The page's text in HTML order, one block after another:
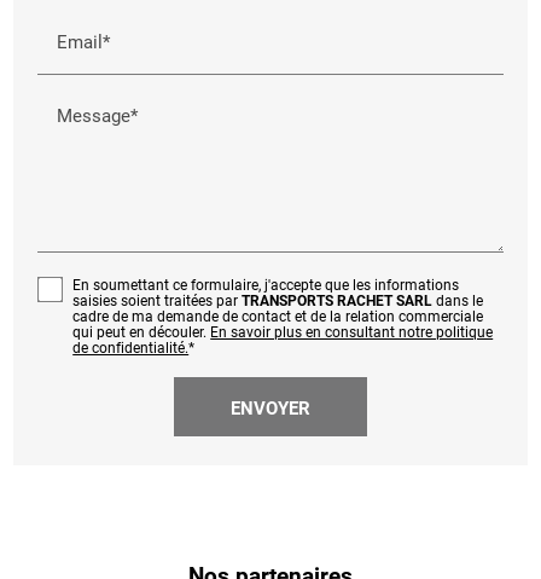
Email*
Message*
En soumettant ce formulaire, j'accepte que les informations
saisies soient traitées parTRANSPORTS RACHET SARLdans le
cadre de ma demande de contact et de la relation commerciale
qui peut en découler. En savoir plus en consultant notre politique
de confidentialité.*